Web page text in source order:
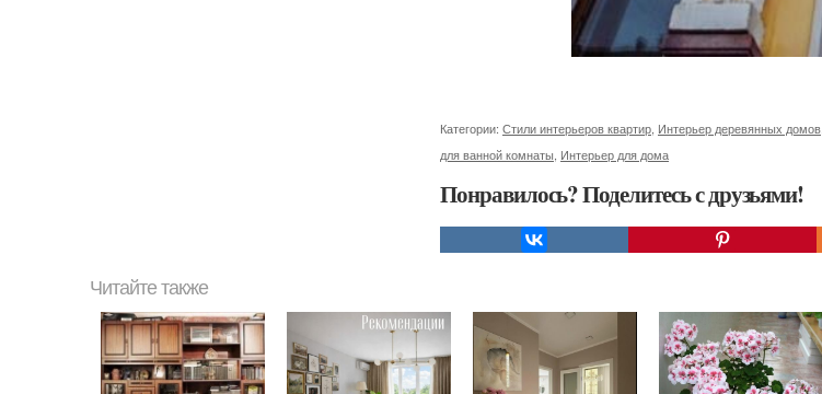
Категории: Стили интерьеров квартир Интерьер деревянных домов
для ванной комнаты Интерьер для дома
Понравилось? Поделитесь с друзьями!
Читайте также